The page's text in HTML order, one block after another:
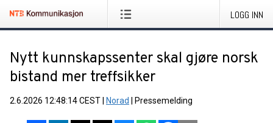
LOGG INN
Nytt kunnskapssenter skal gjøre norsk
bistand mer treffsikker
2.6.2026 12:48:14 CEST Norad Pressemelding